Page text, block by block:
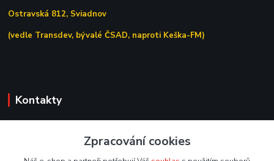
Ostravská 812, Sviadnov
(vedle Transdev, bývalé ČSAD, naproti Keška-FM)
Kontakty
Zpracování cookies